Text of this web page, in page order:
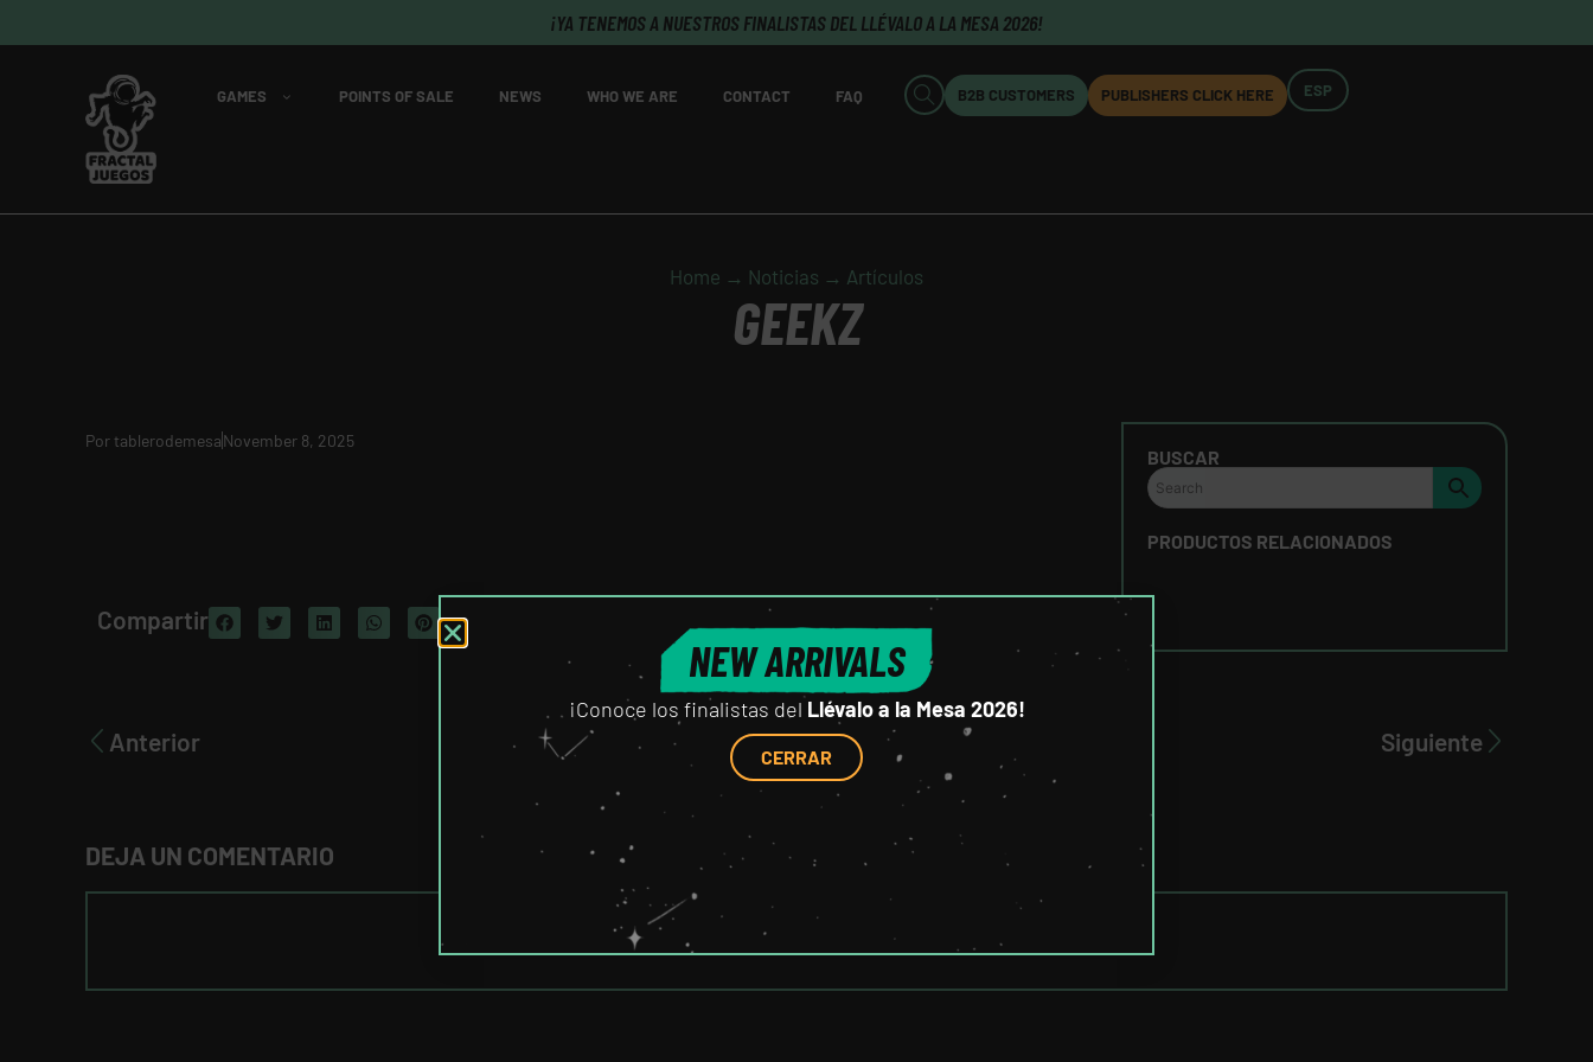
¡YA TENEMOS A NUESTROS FINALISTAS DEL LLÉVALO A LA MESA 2026!
GAMES POINTS OF SALE NEWS WHO WE ARE CONTACT FAQ B2B CUSTOMERS PUBLISHERS CLICK HERE ESP
Home → Noticias → Artículos
GEEKZ
Por tablerodemesaNovember 8, 2025
Compartir
BUSCAR
PRODUCTOS RELACIONADOS
Anterior Siguiente
DEJA UN COMENTARIO
NEW ARRIVALS
¡Conoce los finalistas del Llévalo a la Mesa 2026!
CERRAR